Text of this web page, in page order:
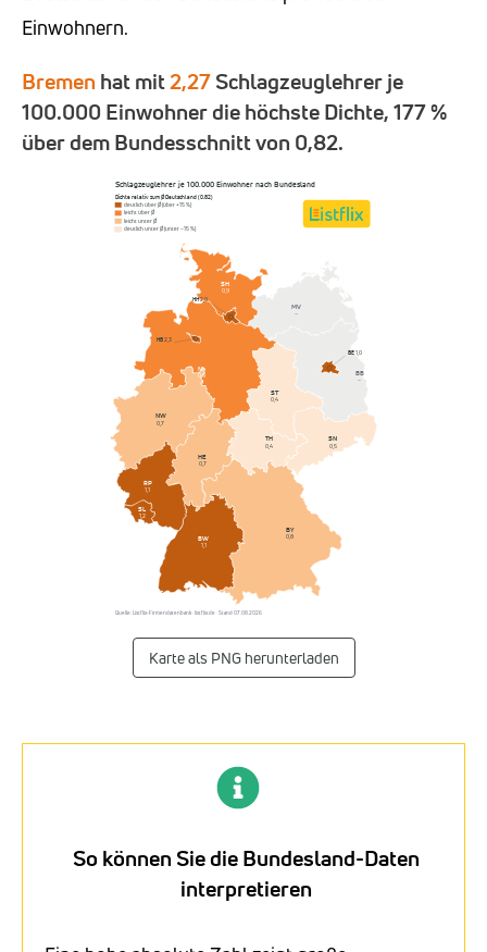
Einwohnern.
Bremen hat mit2,27Schlagzeuglehrer je
100.000 Einwohner die höchste Dichte, 177 %
über dem Bundesschnitt von 0,82.
Schlagzeuglehrer je 100.000 Einwohner nach Bundesland
Dichte relativ zum Ø Deutschland (0,82)
deutlich über Ø (über +15 %)
leicht über Ø
leicht unter Ø
deutlich unter Ø (unter −15 %)
BW
1,1
BY
0,8
BB
–
HE
0,7
MV
–
NI
0,8
NW
0,7
RP
1,1
SL
1,2
ST
0,4
SN
0,5
SH
0,9
TH
0,4
BE1,0
HB2,3
HH2,0
Quelle: Listflix-Firmendatenbank · listflix.de · Stand 07.08.2026
Karte als PNG herunterladen
So können Sie die Bundesland-Daten
interpretieren